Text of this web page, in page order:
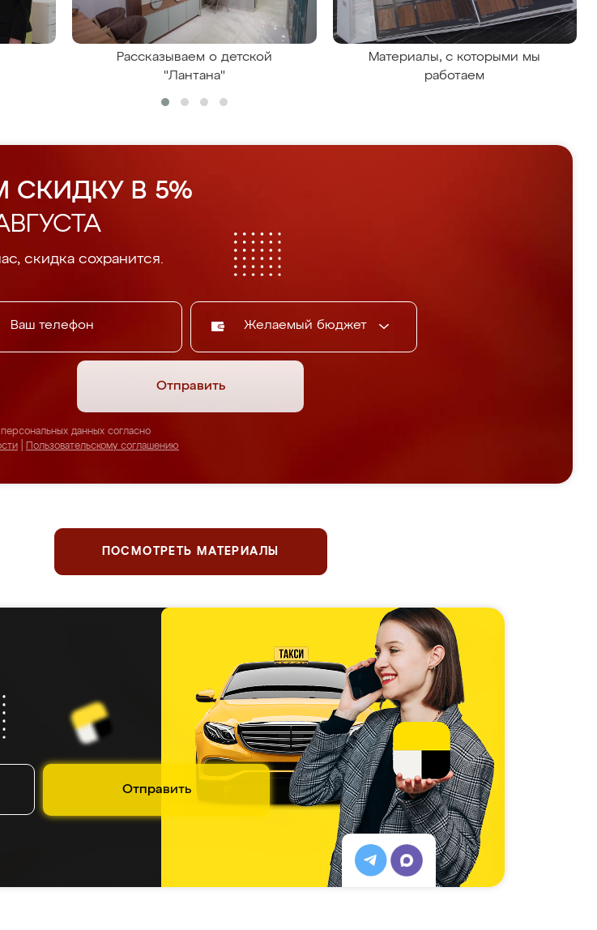
Рассказываем о детской
"Лантана"
Материалы, с которыми мы
работаем
СКИДКУ В 5%
скидка сохранится.
Желаемый бюджет
Отправить
данных согласно
Пользовательскому соглашению
ПОСМОТРЕТЬ МАТЕРИАЛЫ
Отправить